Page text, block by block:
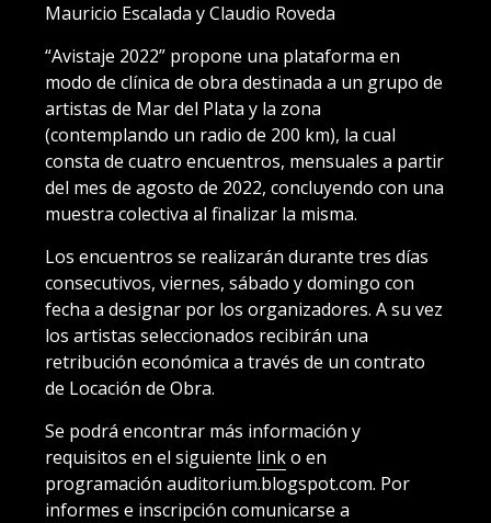
Mauricio Escalada y Claudio Roveda
“Avistaje 2022” propone una plataforma en
modo de clínica de obra destinada a un grupo de
artistas de Mar del Plata y la zona
(contemplando un radio de 200 km), la cual
consta de cuatro encuentros, mensuales a partir
del mes de agosto de 2022, concluyendo con una
muestra colectiva al finalizar la misma.
Los encuentros se realizarán durante tres días
consecutivos, viernes, sábado y domingo con
fecha a designar por los organizadores. A su vez
los artistas seleccionados recibirán una
retribución económica a través de un contrato
de Locación de Obra.
Se podrá encontrar más información y
requisitos en el siguiente linko en
programación auditorium.blogspot.com. Por
informes e inscripción comunicarse a